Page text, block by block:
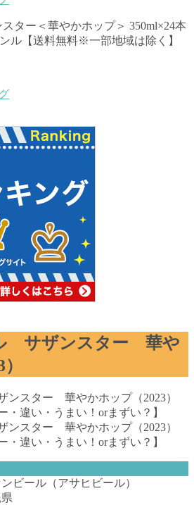
ター＜華やかホップ＞ 350ml×24本
ル【送料無料※一部地域は除く】
サザンスター 華や
ビール（アサヒビール）